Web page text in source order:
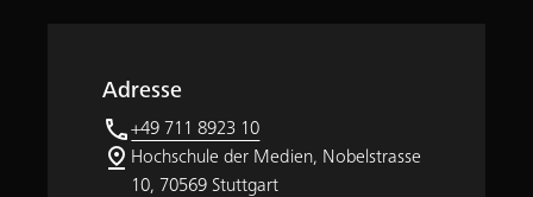
Adresse
phone+49 711 8923 10
pin_drop Hochschule der Medien, Nobelstrasse
10, 70569 Stuttgart